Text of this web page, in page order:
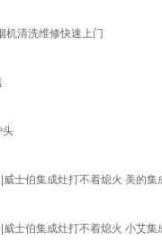
机清洗维修快速上门
头
士伯集成灶打不着熄火 美的
士伯集成灶打不着熄火 小艾